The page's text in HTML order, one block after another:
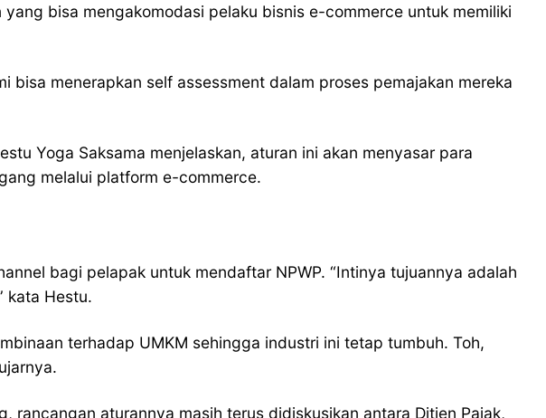
bisa mengakomodasi pelaku bisnis e-commerce untuk memiliki
bisa menerapkan self assessment dalam proses pemajakan mereka
Yoga Saksama menjelaskan, aturan ini akan menyasar para
melalui platform e-commerce.
bagi pelapak untuk mendaftar NPWP. “Intinya tujuannya adalah
kata Hestu.
terhadap UMKM sehingga industri ini tetap tumbuh. Toh,
rancangan aturannya masih terus didiskusikan antara Ditjen Pajak,